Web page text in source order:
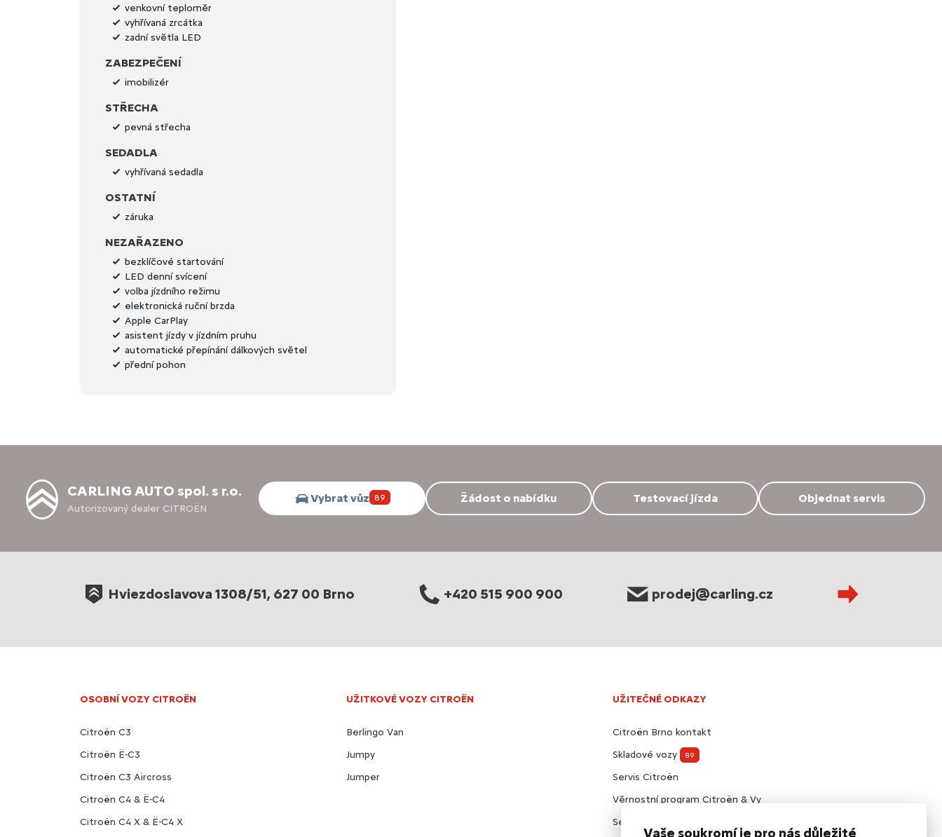
venkovní teploměr
vyhřívaná zrcátka
zadní světla LED
ZABEZPEČENÍ
imobilizér
STŘECHA
pevná střecha
SEDADLA
vyhřívaná sedadla
OSTATNÍ
záruka
NEZAŘAZENO
bezklíčové startování
LED denní svícení
volba jízdního režimu
elektronická ruční brzda
Apple CarPlay
asistent jízdy v jízdním pruhu
automatické přepínání dálkových světel
přední pohon
CARLING AUTO spol. s r.o.
Autorizovaný dealer CITROËN
Vybrat vůz 89 Žádost o nabídku Testovací jízda Objednat servis
Hviezdoslavova 1308/51, 627 00 Brno +420 515 900 900 prodej@carling.cz
OSOBNÍ VOZY CITROËN
Citroën C3
Citroën Ë-C3
Citroën C3 Aircross
Citroën C4 & Ë-C4
Citroën C4 X & Ë-C4 X
UŽITKOVÉ VOZY CITROËN
Berlingo Van
Jumpy
Jumper
UŽITEČNÉ ODKAZY
Citroën Brno kontakt
Skladové vozy
89
Servis Citroën
Věrnostní program Citroën & Vy
Servisní smlouvy Citroën
Vaše soukromí je pro nás důležité